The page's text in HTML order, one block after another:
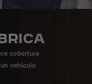
cobertura
vehículo